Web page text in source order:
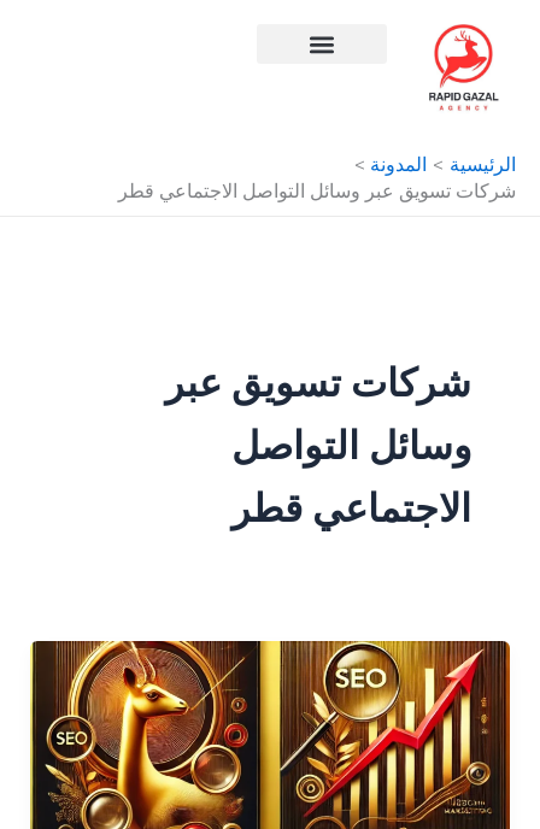
الرئيسية
المدونة
شركات تسويق عبر وسائل التواصل الاجتماعي قطر
شركات تسويق عبر
وسائل التواصل
الاجتماعي قطر